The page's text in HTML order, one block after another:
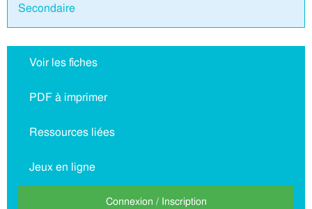
Secondaire
Voir les fiches
PDF à imprimer
Ressources liées
Jeux en ligne
Connexion / Inscription